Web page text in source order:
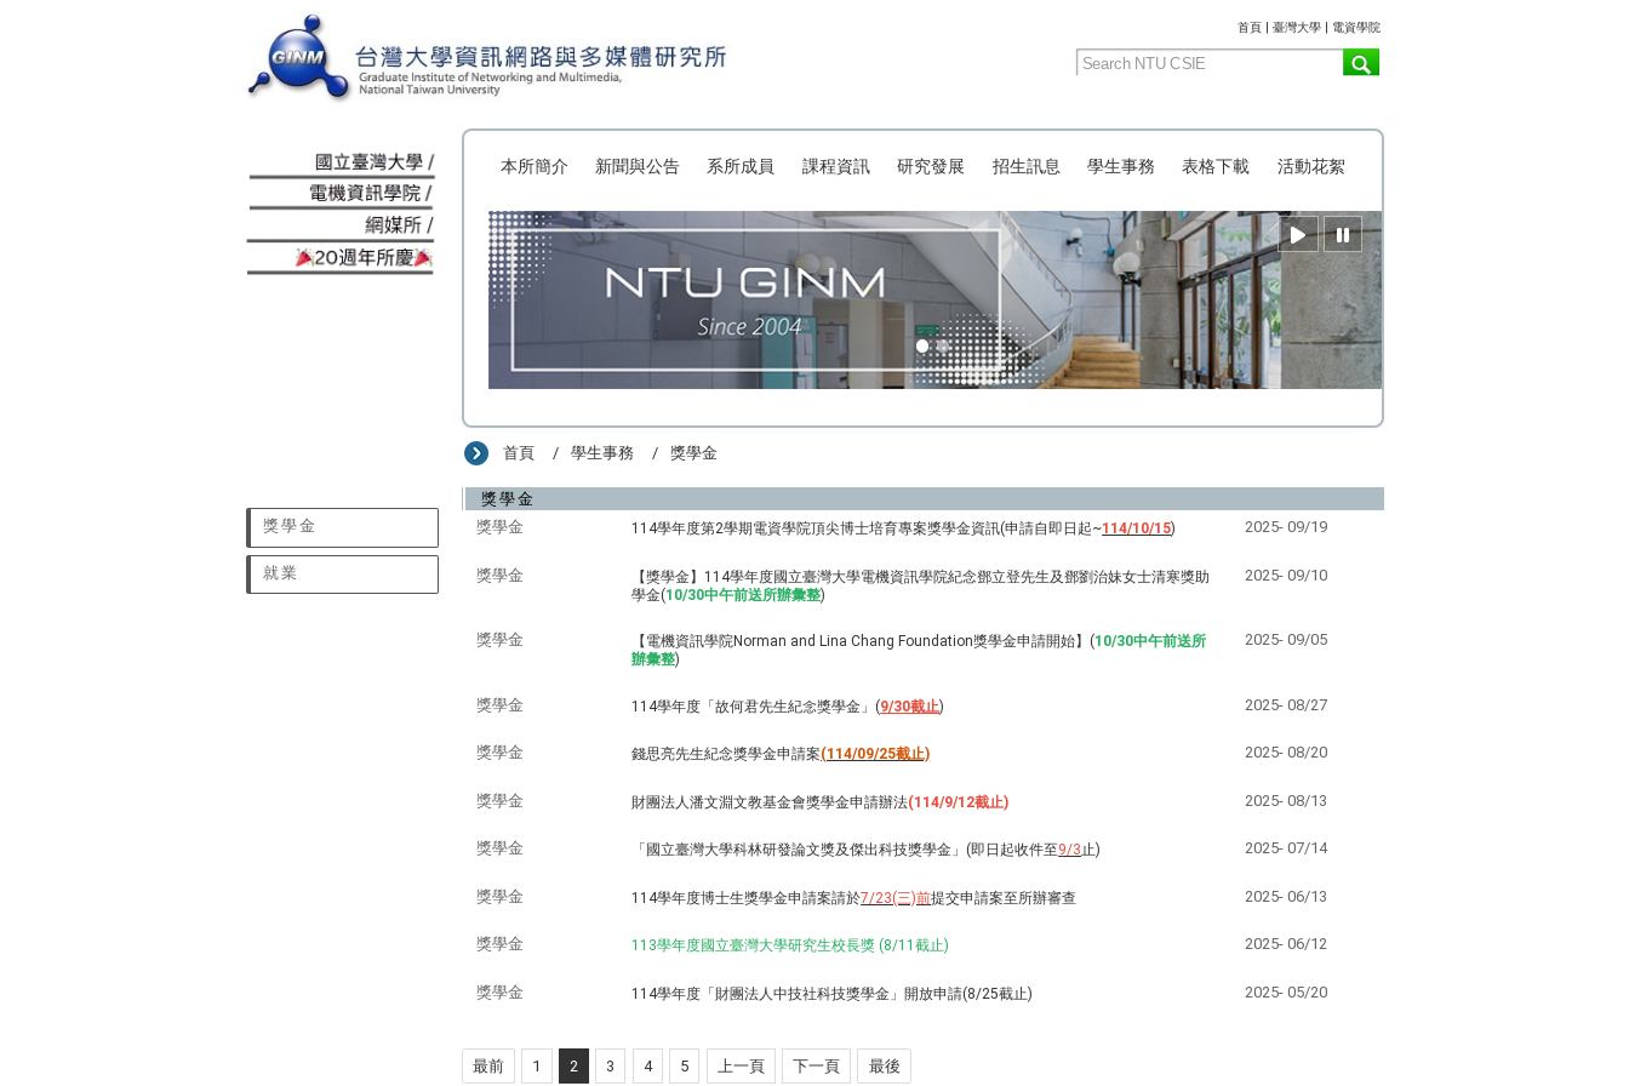
首頁| 臺灣大學| 電資學院
本所簡介 新聞與公告 系所成員 課程資訊 研究發展 招生訊息 學生事務 表格下載 活動花絮
獎學金
就業
首頁 學生事務 獎學金
獎學金
獎學金
114學年度第2學期電資學院頂尖博士培育專案獎學金資訊(申請自即日起~114/10/15) 2025- 09/19
獎學金
【獎學金】114學年度國立臺灣大學電機資訊學院紀念鄧立登先生及鄧劉治妹女士清寒獎助
學金(10/30中午前送所辦彙整)
2025- 09/10
獎學金 【電機資訊學院Norman and Lina Chang Foundation獎學金申請開始】(10/30中午前送所
辦彙整)
2025- 09/05
獎學金 114學年度「故何君先生紀念獎學金」(9/30截止) 2025- 08/27
獎學金 錢思亮先生紀念獎學金申請案(114/09/25截止) 2025- 08/20
獎學金 財團法人潘文淵文教基金會獎學金申請辦法(114/9/12截止) 2025- 08/13
獎學金 「國立臺灣大學科林研發論文獎及傑出科技獎學金」(即日起收件至9/3止) 2025- 07/14
獎學金 114學年度博士生獎學金申請案請於7/23(三)前提交申請案至所辦審查 2025- 06/13
獎學金 113學年度國立臺灣大學研究生校長獎 (8/11截止) 2025- 06/12
獎學金 114學年度「財團法人中技社科技獎學金」開放申請(8/25截止) 2025- 05/20
最前 1 2 3 4 5 上一頁 下一頁 最後